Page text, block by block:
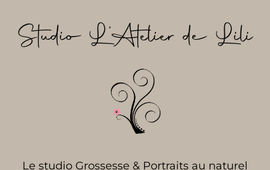
contenu
Studio L’Atelier de Lili
Le studio Grossesse & Portraits au naturel